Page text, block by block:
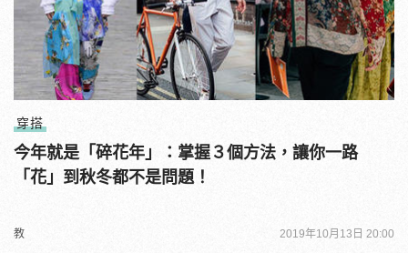
穿搭
今年就是「碎花年」：掌握３個方法，讓你一路
「花」到秋冬都不是問題！
教 2019年10月13日 20:00